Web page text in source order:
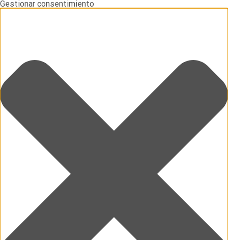
Gestionar consentimiento